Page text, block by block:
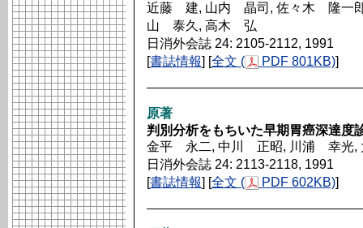
近藤 建, 山内 晶司, 佐々木 隆一
山 泰久, 高木 弘
日消外会誌 24: 2105-2112, 1991
[書誌情報] [全文 ( PDF 801KB)]
原著
判別分析をもちいた早期胃癌深達度
金平 永二, 中川 正昭, 川浦 幸光
日消外会誌 24: 2113-2118, 1991
[書誌情報] [全文 ( PDF 602KB)]